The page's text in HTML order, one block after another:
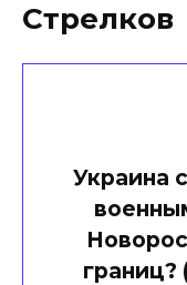
Стрелков
Украина
границ?